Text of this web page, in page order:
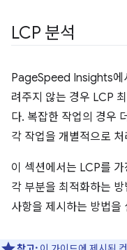
LCP 분석
PageSpeed Insights에
려주지 않는 경우 LCP
다. 복잡한 작업의 경우
각 작업을 개별적으로
이 섹션에서는 LCP를
각 부분을 최적화하는
사항을 제시하는 방법을